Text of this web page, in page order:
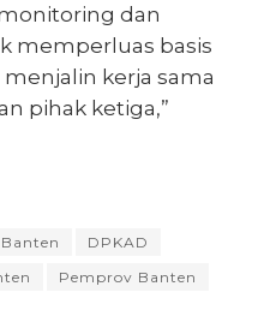
dan
memperluas basis
kerja sama
pihak ketiga,”
DPKAD
Pemprov Banten